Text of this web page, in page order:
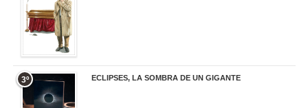
3º ECLIPSES, LA SOMBRA DE UN GIGANTE